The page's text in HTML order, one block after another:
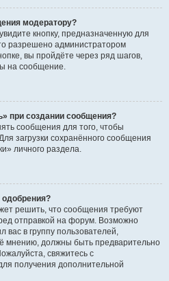
модератору?
кнопку, предназначенную для
разрешено администратором
вы пройдёте через ряд шагов,
на сообщение.
при создании сообщения?
сообщения для того, чтобы
загрузки сохранённого сообщения
личного раздела.
решить, что сообщения требуют
отправкой на форум. Возможно
вас в группу пользователей,
мнению, должны быть предварительно
свяжитесь с
получения дополнительной